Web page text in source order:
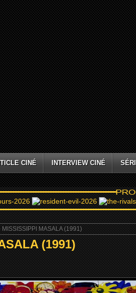
CINÉ INTERVIEW CINÉ
MISSISSIPPI MASALA (1991)
(1991)